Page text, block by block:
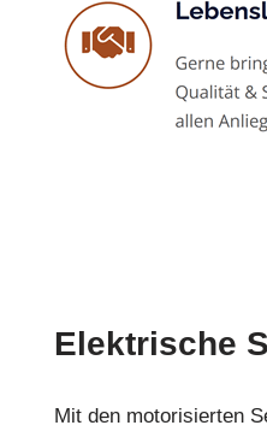
Elektrische
Mit den motorisierten